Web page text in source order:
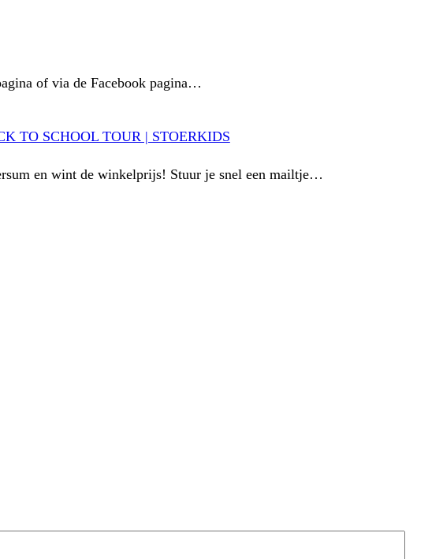
of via de Facebook pagina…
TO SCHOOL TOUR | STOERKIDS
en wint de winkelprijs! Stuur je snel een mailtje…